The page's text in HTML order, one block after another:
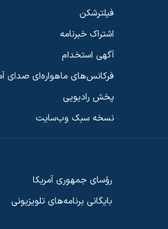
فیلترشکن
اشتراک خبرنامه
آگهی استخدام
فرکانس‌های ماهواره‌ای صدای
پخش رادیویی
نسخه سبک وب‌سایت
رؤسای جمهوری آمریکا
بایگانی برنامه‌های تلویزیونی